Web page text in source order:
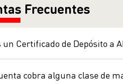
Frecuentes
un Certificado de Depósito a
Podrá obtener una mejor
cobra alguna clase de